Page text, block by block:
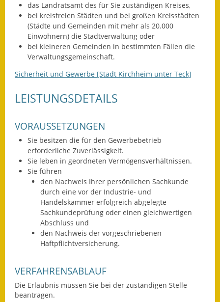
Dienstleistungen
Formulare
Sitzungsberichte 2017
Sitzungsberichte 2019
Sitzungsberichte 2020
Gemeindeverwaltung
das Landratsamt des für Sie zuständigen Kreises,
bei kreisfreien Städten und bei großen Kreisstädten
(Städte und Gemeinden mit mehr als 20.000
Einwohnern) die Stadtverwaltung oder
bei kleineren Gemeinden in bestimmten Fällen die
Verwaltungsgemeinschaft.
Sicherheit und Gewerbe [Stadt Kirchheim unter Teck]
LEISTUNGSDETAILS
VORAUSSETZUNGEN
Sie besitzen die für den Gewerbebetrieb
erforderliche Zuverlässigkeit.
Sie leben in geordneten Vermögensverhältnissen.
Sie führen
den Nachweis Ihrer persönlichen Sachkunde
durch eine vor der Industrie- und
Handelskammer erfolgreich abgelegte
Sachkundeprüfung oder einen gleichwertigen
Abschluss und
den Nachweis der vorgeschriebenen
Haftpflichtversicherung.
VERFAHRENSABLAUF
Die Erlaubnis müssen Sie bei der zuständigen Stelle
beantragen.